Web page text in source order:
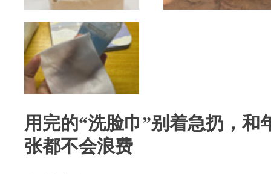
用完的“洗脸巾”别着急扔，和
张都不会浪费